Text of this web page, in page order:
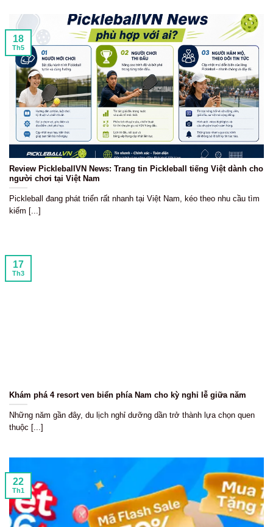
Review PickleballVN News: Trang tin Pickleball tiếng Việt dành cho
người chơi tại Việt Nam
Pickleball đang phát triển rất nhanh tại Việt Nam, kéo theo nhu cầu tìm
kiếm [...]
18
Th5
Khám phá 4 resort ven biển phía Nam cho kỳ nghỉ lễ giữa năm
Những năm gần đây, du lịch nghỉ dưỡng dần trở thành lựa chọn quen
thuộc [...]
17
Th3
22
Th1